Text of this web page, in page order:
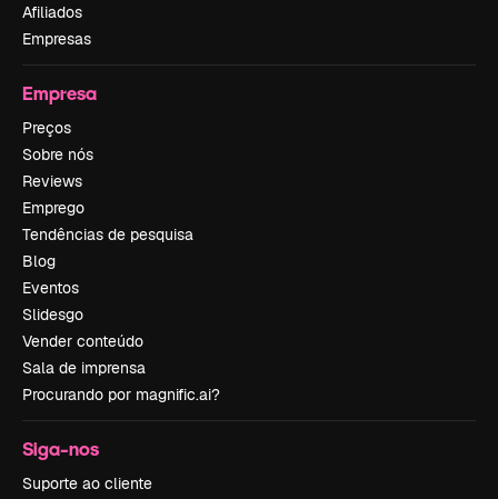
Afiliados
Empresas
Empresa
Preços
Sobre nós
Reviews
Emprego
Tendências de pesquisa
Blog
Eventos
Slidesgo
Vender conteúdo
Sala de imprensa
Procurando por magnific.ai?
Siga-nos
Suporte ao cliente